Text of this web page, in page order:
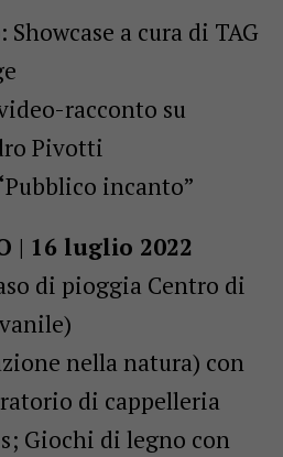
a cura di TAG
racconto su
Pivotti
Pubblico incanto”
| 16 luglio 2022
di pioggia Centro di
nella natura) con
di cappelleria
Giochi di legno con